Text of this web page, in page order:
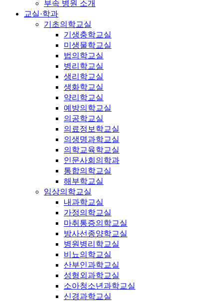
부속 병원 소개
교실·학과
기초의학교실
기생충학교실
미생물학교실
법의학교실
병리학교실
생리학교실
생화학교실
약리학교실
예방의학교실
의공학교실
의료정보학교실
의생명과학교실
의학교육학교실
인문사회의학과
통합의학교실
해부학교실
임상의학교실
내과학교실
가정의학교실
마취통증의학교실
방사선종양학교실
병원병리학교실
비뇨의학교실
산부인과학교실
성형외과학교실
소아청소년과학교실
신경과학교실